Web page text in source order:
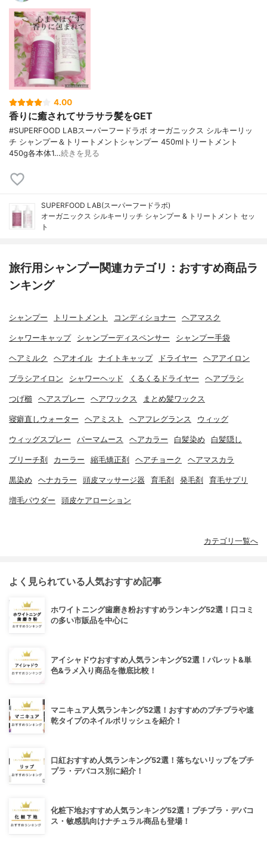
4.00
香りに癒されてサラサラ髪をGET
#SUPERFOOD LABスーパーフードラボ オーガニックス シルキーリッ
チ シャンプー＆トリートメントシャンプー 450mlトリートメント
450g各本体1…続きを見る
SUPERFOOD LAB(スーパーフードラボ)
オーガニックス シルキーリッチ シャンプー & トリートメント セッ
ト
旅行用シャンプー関連カテゴリ：おすすめ商品ラ
ンキング
シャンプー トリートメント コンディショナー ヘアマスク
シャワーキャップ シャンプーディスペンサー シャンプー手袋
ヘアミルク ヘアオイル ナイトキャップ ドライヤー ヘアアイロン
ブラシアイロン シャワーヘッド くるくるドライヤー ヘアブラシ
つげ櫛 ヘアスプレー ヘアワックス まとめ髪ワックス
寝癖直しウォーター ヘアミスト ヘアフレグランス ウィッグ
ウィッグスプレー パーマムース ヘアカラー 白髪染め 白髪隠し
ブリーチ剤 カーラー 縮毛矯正剤 ヘアチョーク ヘアマスカラ
黒染め ヘナカラー 頭皮マッサージ器 育毛剤 発毛剤 育毛サプリ
増毛パウダー 頭皮ケアローション
カテゴリ一覧へ
よく見られている人気おすすめ記事
ホワイトニング歯磨き粉おすすめランキング52選！口コミ
の多い市販品を中心に
アイシャドウおすすめ人気ランキング52選！パレット&単
色&ラメ入り商品を徹底比較！
マニキュア人気ランキング52選！おすすめのプチプラや速
乾タイプのネイルポリッシュを紹介！
口紅おすすめ人気ランキング52選！落ちないリップをプチ
プラ・デパコス別に紹介！
化粧下地おすすめ人気ランキング52選！プチプラ・デパコ
ス・敏感肌向けナチュラル商品も登場！